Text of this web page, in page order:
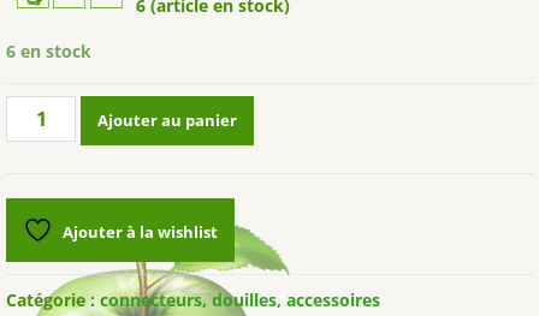
6 (article en stock)
6 en stock
quantité
fixation
"Thermo
Socket
CLAMP"
Ajouter au panier
Ajouter à la wishlist
Catégorie :connecteurs, douilles, accessoires